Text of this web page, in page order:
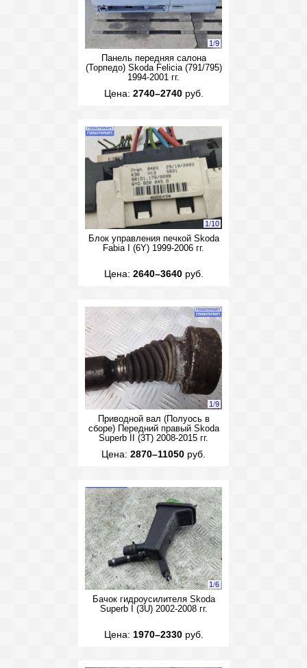
1/9
Панель передняя салона
(Торпедо) Skoda Felicia (791/795)
1994-2001 гг.
Цена: 2740–2740руб.
1/10
Блок управления печкой Skoda
Fabia I (6Y) 1999-2006 гг.
Цена: 2640–3640руб.
1/9
Приводной вал (Полуось в
сборе) Передний правый Skoda
Superb II (3T) 2008-2015 гг.
Цена: 2870–11050 руб.
1/6
Бачок гидроусилителя Skoda
Superb I (3U) 2002-2008 гг.
Цена: 1970–2330руб.